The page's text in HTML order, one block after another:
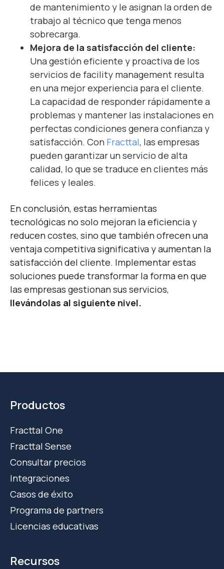
de mantenimiento y le asignan la orden de
trabajo al técnico que tenga menos
sobrecarga.
Mejora de la satisfacción del cliente:
Una gestión eficiente y proactiva de los
servicios de facility management resulta
en una mejor experiencia para el cliente.
La capacidad de responder rápidamente a
problemas y mantener las instalaciones en
perfectas condiciones genera confianza y
satisfacción. Con Fracttal, las empresas
pueden garantizar un servicio de alta
calidad, lo que se traduce en clientes más
felices y leales.
En conclusión, estas herramientas
tecnológicas no solo mejoran la eficiencia y
reducen costes, sino que también ofrecen una
ventaja competitiva significativa y aumentan la
satisfacción del cliente. Implementar estas
soluciones puede transformar la forma en que
las empresas gestionan sus servicios,
llevándolas al siguiente nivel.
Productos
Fracttal One
Fracttal Sense
Consultar precios
Integraciones
Casos de éxito
Programa de partners
Licencias educativas
Recursos